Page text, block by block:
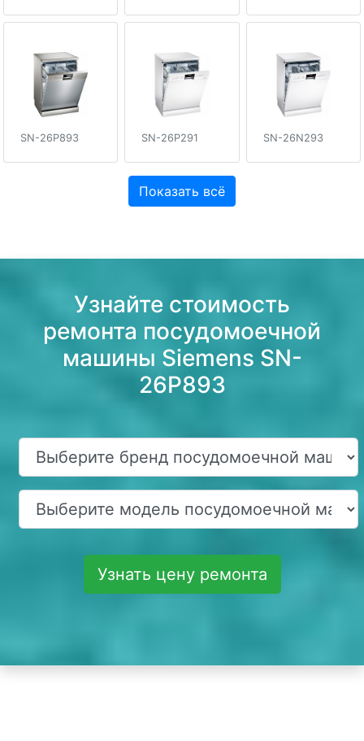
SN-26P893 SN-26P291 SN-26N293
Показать всё
Узнайте стоимость
ремонта посудомоечной
машины Siemens SN-
26P893
Узнать цену ремонта